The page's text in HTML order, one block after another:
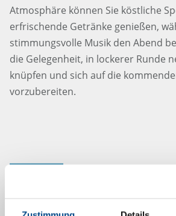
Atmosphäre können Sie köstliche
erfrischende Getränke genießen,
stimmungsvolle Musik den Abend
die Gelegenheit, in lockerer Runde
knüpfen und sich auf die
vorzubereiten.